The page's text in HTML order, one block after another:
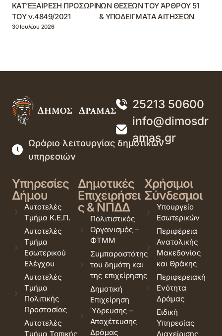
ΚΑΤ’ΕΞΑΙΡΕΣΗ ΠΡΟΣΩΡΙΝΩΝ ΘΕΣΕΩΝ ΤΟΥ ΆΡΘΡΟΥ 51
ΤΟΥ ν.4849/2021 & ΥΠΟΔΕΙΓΜΑΤΑ ΑΙΤΗΣΕΩΝ
30 Ιουλίου 2026
25213 50600
info@dimosdr
amas.gr
Ωράριο λειτουργίας δημοτικών
υπηρεσιών
Υπηρεσίες
Δήμου
Αυτοτελές
Τμήμα Κ.Ε.Π.
Αυτοτελές
Τμήμα
Εσωτερικού
Ελέγχου
Αυτοτελές
Τμήμα
Πολιτικής
Προστασίας
Αυτοτελές
Τμήμα Τοπικής
Δημοτικές
Επιχειρήσει
ς & ΝΠΔΔ
Πολιτιστικός
Οργανισμός –
ΦΤΜΜ
Συμπαραστάτης
του δημότη και
της επιχείρησης
Δημοτική
Επιχείρηση
Ύδρευσης –
Αποχέτευσης
Δράμας
Χρήσιμοι
Σύνδεσμοι
Υπουργείο
Εσωτερικών
Περιφέρεια
Ανατολικής
Μακεδονίας
και Θράκης
Περιφερειακή
Ενότητα
Δράμας
Ειδική
Υπηρεσίας
Διαχείρισης